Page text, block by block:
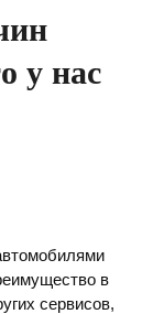
у нас
в
сервисов,